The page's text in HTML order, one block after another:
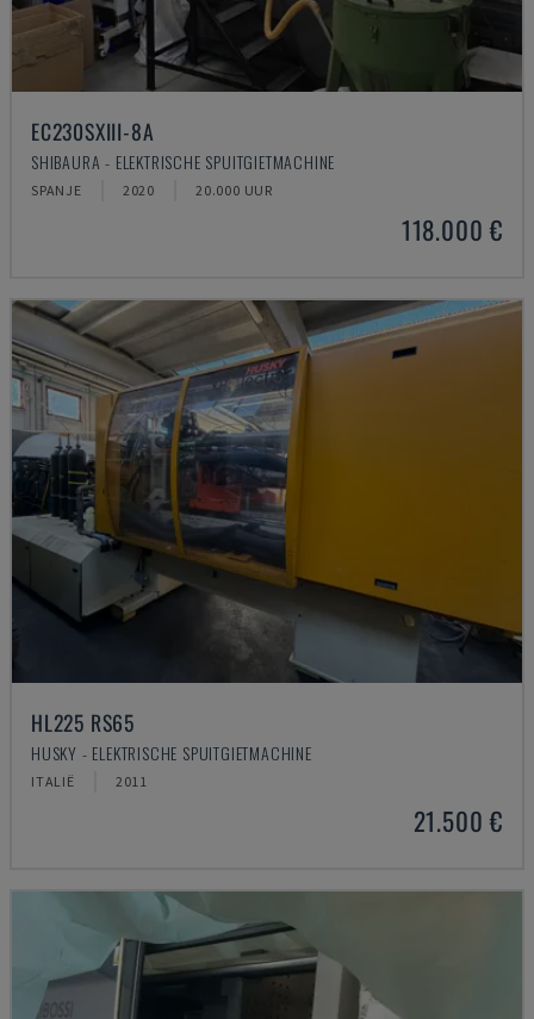
EC230SXIII-8A
SHIBAURA - ELEKTRISCHE SPUITGIETMACHINE
SPANJE 2020 20.000 UUR
118.000 €
HL225 RS65
HUSKY - ELEKTRISCHE SPUITGIETMACHINE
ITALIË 2011
21.500 €